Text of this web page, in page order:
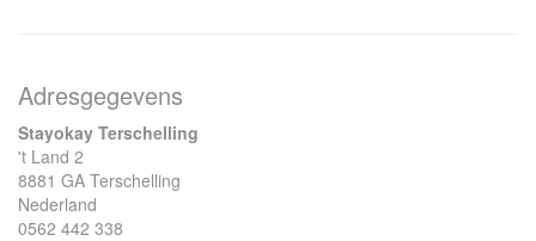
Adresgegevens
Stayokay Terschelling
't Land 2
8881 GA Terschelling
Nederland
0562 442 338